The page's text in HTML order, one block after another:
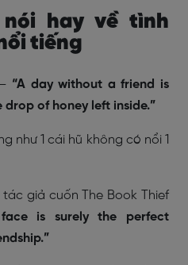
hay về tình
tiếng
“A day without a friend is
of honey left inside.”
như 1 cái hũ không có nổi 1
tác giả cuốn The Book Thief
is surely the perfect